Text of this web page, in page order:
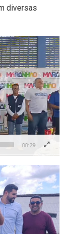
diversas
00:29